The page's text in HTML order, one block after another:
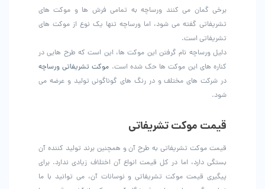
برخی گمان می کنند ورساچه به تمامی فرش ها و موکت های
تشریفاتی گفته می شود، اما ورساچه تنها یک نوع از موکت های
تشریفاتی است.
دلیل ورساچه نام گرفتن این موکت ها، این است که طرح هایی در
کناره های این موکت ها حک شده است. موکت تشریفاتی ورساچه
در شرکت های مختلف و در رنگ های گوناگونی تولید و عرضه می
شود.
قیمت موکت تشریفاتی
قیمت موکت تشریفاتی به طرح آن و همچنین برند تولید کننده آن
بستگی دارد، اما در کل قیمت انواع آن اختلاف زیادی ندارد. برای
پیگیری قیمت موکت تشریفاتی و نوسانات آن، می توانید با ما